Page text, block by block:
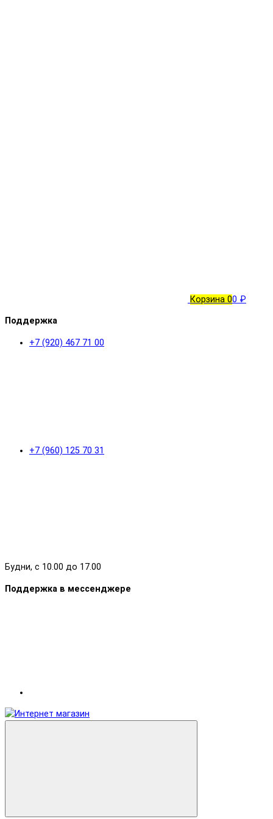
Корзина 00 ₽
Поддержка
+7 (920) 467 71 00
+7 (960) 125 70 31
Будни, с 10.00 до 17.00
Поддержка в мессенджере